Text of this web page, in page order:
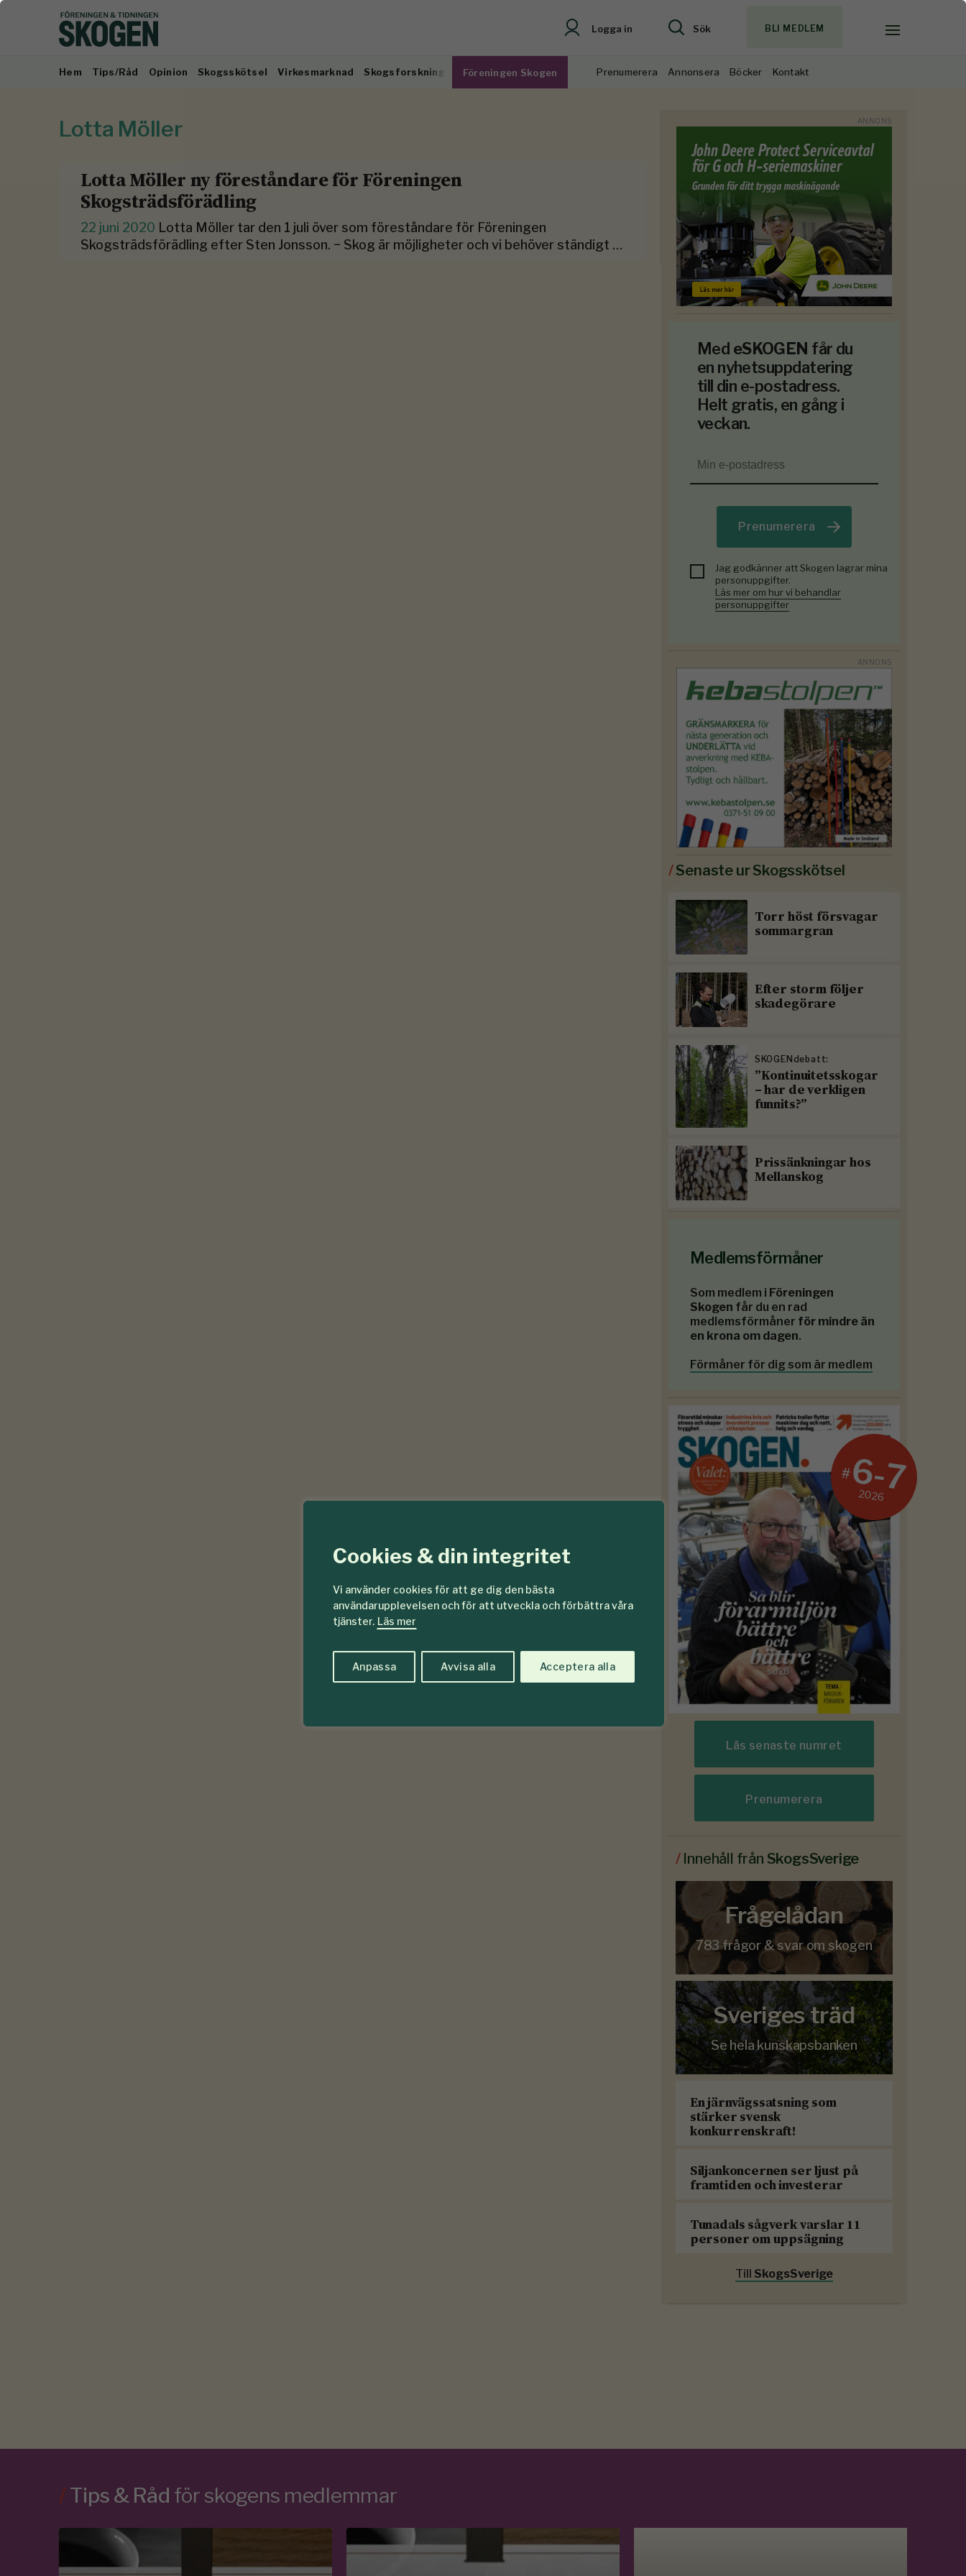
Cookies & din integritet
Vi använder cookies för att ge dig den bästa
användarupplevelsen och för att utveckla och förbättra våra
tjänster. Läs mer
Anpassa Avvisa alla Acceptera alla
Logga in Sök BLI MEDLEM
Hem Tips/Råd Opinion Skogsskötsel Virkesmarknad Skogsforskning Föreningen Skogen Prenumerera Annonsera Böcker Kontakt
Lotta Möller
Lotta Möller ny föreståndare för Föreningen
Skogsträdsförädling
22 juni 2020 Lotta Möller tar den 1 juli över som föreståndare för Föreningen
Skogsträdsförädling efter Sten Jonsson. − Skog är möjligheter och vi behöver ständigt …
Med eSKOGEN får du
en nyhetsuppdatering
till din e-postadress.
Helt gratis, en gång i
veckan.
Prenumerera
Jag godkänner att Skogen lagrar mina
personuppgifter.
Läs mer om hur vi behandlar
personuppgifter
/Senaste ur Skogsskötsel
Torr höst försvagar
sommargran
Efter storm följer
skadegörare
SKOGENdebatt:
”Kontinuitetsskogar
– har de verkligen
funnits?”
Prissänkningar hos
Mellanskog
Medlemsförmåner
Som medlem i Föreningen
Skogen får du en rad
medlemsförmåner för mindre än
en krona om dagen.
Förmåner för dig som är medlem
#6-7
2026
Läs senaste numret
Prenumerera
/ Innehåll från SkogsSverige
Frågelådan
783 frågor & svar om skogen
Sveriges träd
Se hela kunskapsbanken
En järnvägssatsning som
stärker svensk
konkurrenskraft!
Siljankoncernen ser ljust på
framtiden och investerar
Tunadals sågverk varslar 11
personer om uppsägning
Till SkogsSverige
/ Tips & Råd för skogens medlemmar